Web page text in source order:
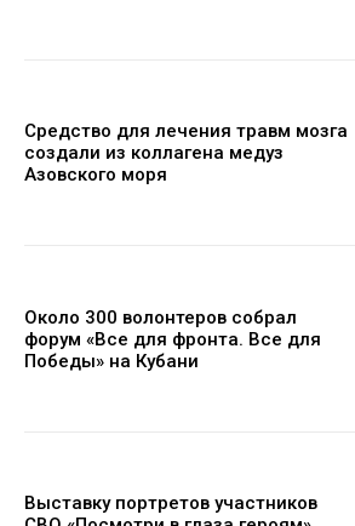
Средство для лечения травм мозга
создали из коллагена медуз
Азовского моря
Около 300 волонтеров собрал
форум «Все для фронта. Все для
Победы» на Кубани
Выставку портретов участников